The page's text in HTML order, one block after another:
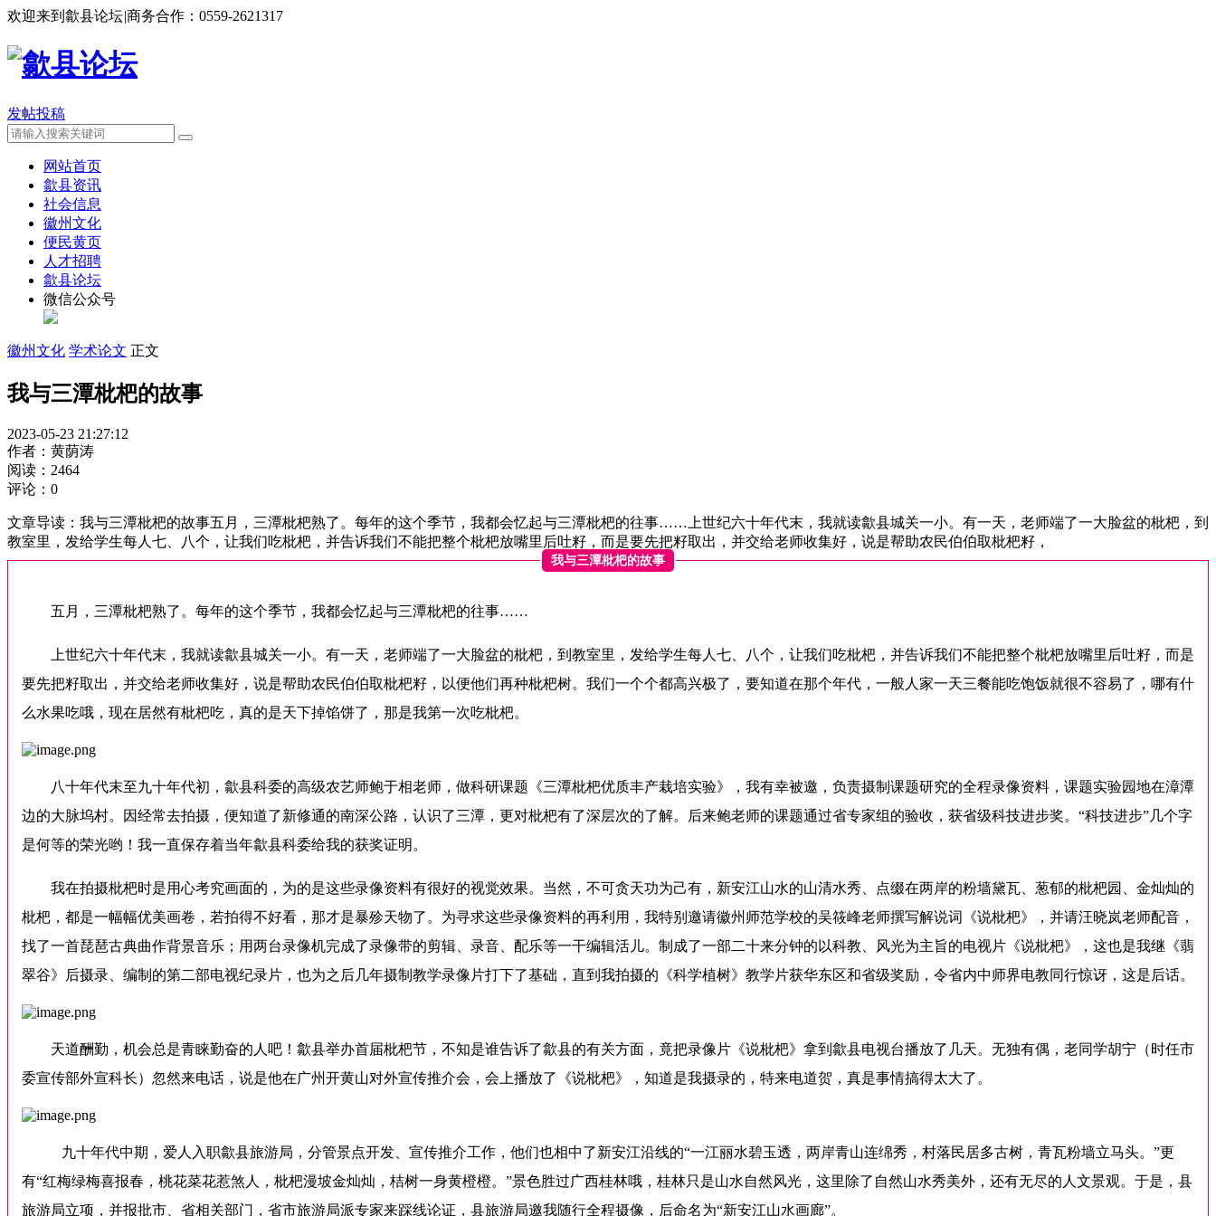
欢迎来到歙县论坛|商务合作： 0559-2621317
发帖投稿
网站首页
歙县资讯
社会信息
徽州文化
便民黄页
人才招聘
歙县论坛
微信公众号
徽州文化 学术论文 正文
我与三潭枇杷的故事
2023-05-23 21:27:12
作者：黄荫涛
阅读：2464
评论：0
文章导读：我与三潭枇杷的故事五月，三潭枇杷熟了。每年的这个季节，我都会忆起与三潭枇杷的往事……上世纪六十年代末，我就读歙县城关一小。有一天，老师端了一大脸盆的枇杷，到
教室里，发给学生每人七、八个，让我们吃枇杷，并告诉我们不能把整个枇杷放嘴里后吐籽，而是要先把籽取出，并交给老师收集好，说是帮助农民伯伯取枇杷籽，
我与三潭枇杷的故事
五月，三潭枇杷熟了。每年的这个季节，我都会忆起与三潭枇杷的往事……
上世纪六十年代末，我就读歙县城关一小。有一天，老师端了一大脸盆的枇杷，到教室里，发给学生每人七、八个，让我们吃枇杷，并告诉我们不能把整个枇杷放嘴里后吐籽，而是
要先把籽取出，并交给老师收集好，说是帮助农民伯伯取枇杷籽，以便他们再种枇杷树。我们一个个都高兴极了，要知道在那个年代，一般人家一天三餐能吃饱饭就很不容易了，哪有什
么水果吃哦，现在居然有枇杷吃，真的是天下掉馅饼了，那是我第一次吃枇杷。
八十年代末至九十年代初，歙县科委的高级农艺师鲍于相老师，做科研课题《三潭枇杷优质丰产栽培实验》，我有幸被邀，负责摄制课题研究的全程录像资料，课题实验园地在漳潭
边的大脉坞村。因经常去拍摄，便知道了新修通的南深公路，认识了三潭，更对枇杷有了深层次的了解。后来鲍老师的课题通过省专家组的验收，获省级科技进步奖。“科技进步”几个字
是何等的荣光哟！我一直保存着当年歙县科委给我的获奖证明。
我在拍摄枇杷时是用心考究画面的，为的是这些录像资料有很好的视觉效果。当然，不可贪天功为己有，新安江山水的山清水秀、点缀在两岸的粉墙黛瓦、葱郁的枇杷园、金灿灿的
枇杷，都是一幅幅优美画卷，若拍得不好看，那才是暴殄天物了。为寻求这些录像资料的再利用，我特别邀请徽州师范学校的吴筱峰老师撰写解说词《说枇杷》，并请汪晓岚老师配音，
找了一首琵琶古典曲作背景音乐；用两台录像机完成了录像带的剪辑、录音、配乐等一干编辑活儿。制成了一部二十来分钟的以科教、风光为主旨的电视片《说枇杷》，这也是我继《翡
翠谷》后摄录、编制的第二部电视纪录片，也为之后几年摄制教学录像片打下了基础，直到我拍摄的《科学植树》教学片获华东区和省级奖励，令省内中师界电教同行惊讶，这是后话。
天道酬勤，机会总是青睐勤奋的人吧！歙县举办首届枇杷节，不知是谁告诉了歙县的有关方面，竟把录像片《说枇杷》拿到歙县电视台播放了几天。无独有偶，老同学胡宁（时任市
委宣传部外宣科长）忽然来电话，说是他在广州开黄山对外宣传推介会，会上播放了《说枇杷》，知道是我摄录的，特来电道贺，真是事情搞得太大了。
九十年代中期，爱人入职歙县旅游局，分管景点开发、宣传推介工作，他们也相中了新安江沿线的“一江丽水碧玉透，两岸青山连绵秀，村落民居多古树，青瓦粉墙立马头。”更
有“红梅绿梅喜报春，桃花菜花惹煞人，枇杷漫坡金灿灿，桔树一身黄橙橙。”景色胜过广西桂林哦，桂林只是山水自然风光，这里除了自然山水秀美外，还有无尽的人文景观。于是，县
旅游局立项，并报批市、省相关部门，省市旅游局派专家来踩线论证，县旅游局邀我随行全程摄像，后命名为“新安江山水画廊”。